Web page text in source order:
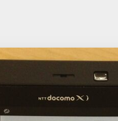
ウェアラブル
アクションカメラ